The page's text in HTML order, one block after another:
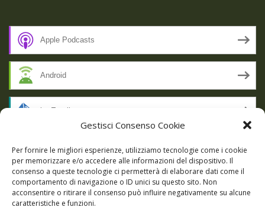
Gestisci Consenso Cookie
Per fornire le migliori esperienze, utilizziamo tecnologie come i cookie
per memorizzare e/o accedere alle informazioni del dispositivo. Il
consenso a queste tecnologie ci permetterà di elaborare dati come il
comportamento di navigazione o ID unici su questo sito. Non
acconsentire o ritirare il consenso può influire negativamente su alcune
caratteristiche e funzioni.
Apple Podcasts
Android
by Email
RSS
SSL SECURE